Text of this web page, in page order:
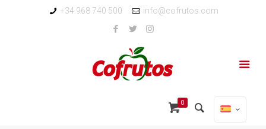
+34 968 740 500 info@cofrutos.com
0